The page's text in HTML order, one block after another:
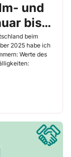
und
bis
beim
2025 habe ich
Werte des